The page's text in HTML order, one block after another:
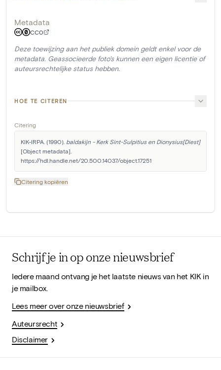
Metadata
CC0
Deze toewijzing aan het publiek domein geldt enkel voor de
metadata. Geassocieerde foto's kunnen een eigen licentie of
auteursrechtelijke status hebben.
HOE TE CITEREN
Citering
KIK-IRPA. (1990). baldakijn - Kerk Sint-Sulpitius en Dionysius[Diest]
[Object metadata].
https://hdl.handle.net/20.500.14037/object.17251
Citering kopiëren
Schrijf je in op onze nieuwsbrief
Iedere maand ontvang je het laatste nieuws van het KIK in
je mailbox.
Lees meer over onze nieuwsbrief
Auteursrecht
Disclaimer